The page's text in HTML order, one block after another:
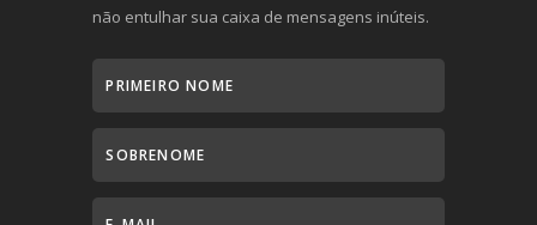
não entulhar sua caixa de mensagens inúteis.